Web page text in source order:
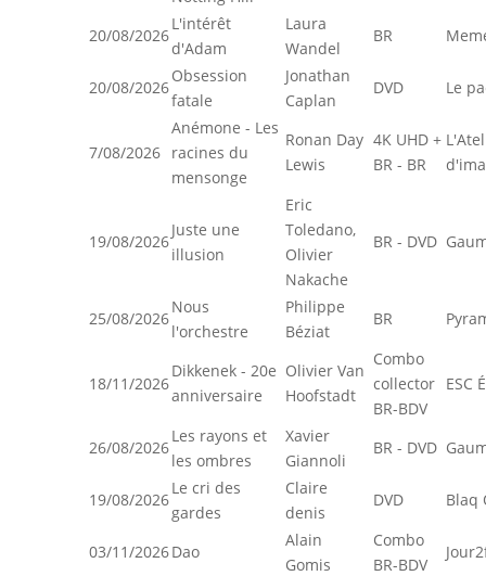
20/08/2026
L'intérêt
d'Adam
Laura
Wandel
BR
20/08/2026
Obsession
fatale
Jonathan
Caplan
DVD Le
7/08/2026
Anémone - Les
racines du
mensonge
Ronan Day
Lewis
4K UHD +
BR - BR
19/08/2026
Juste une
illusion
Eric
Toledano,
Olivier
Nakache
BR - DVD
25/08/2026
Nous
l'orchestre
Philippe
Béziat
BR
18/11/2026
Dikkenek - 20e
anniversaire
Olivier Van
Hoofstadt
Combo
collector
BR-BDV
ESC
26/08/2026
Les rayons et
les ombres
Xavier
Giannoli
BR - DVD
19/08/2026
Le cri des
gardes
Claire
denis
DVD Blaq
03/11/2026Dao
Alain
Gomis
Combo
BR-BDV